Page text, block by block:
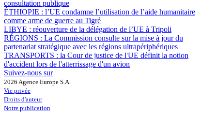
consultation publique
ÉTHIOPIE : l’UE condamne l’utilisation de l’aide humanitaire
comme arme de guerre au Tigré
LIBYE : réouverture de la délégation de l’UE à Tripoli
RÉGIONS : La Commission consulte sur la mise à jour du
partenariat stratégique avec les régions ultrapériphériques
TRANSPORTS : la Cour de justice de l'UE définit la notion
d'accident lors de l'atterrissage d'un avion
Suivez-nous sur
2026 Agence Europe S.A.
Vie privée
Droits d'auteur
Notre publication